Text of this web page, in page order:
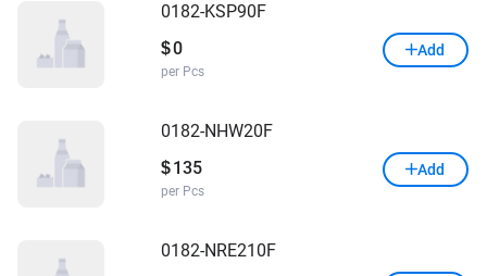
0182-KSP90F
$0
per Pcs
Add
0182-NHW20F
$ 135
per Pcs
Add
0182-NRE210F